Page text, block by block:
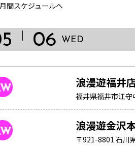
月間スケジュールへ
06 WED
浪漫遊福井
福井県福井市江守
浪漫遊金沢
〒921-8801 石川